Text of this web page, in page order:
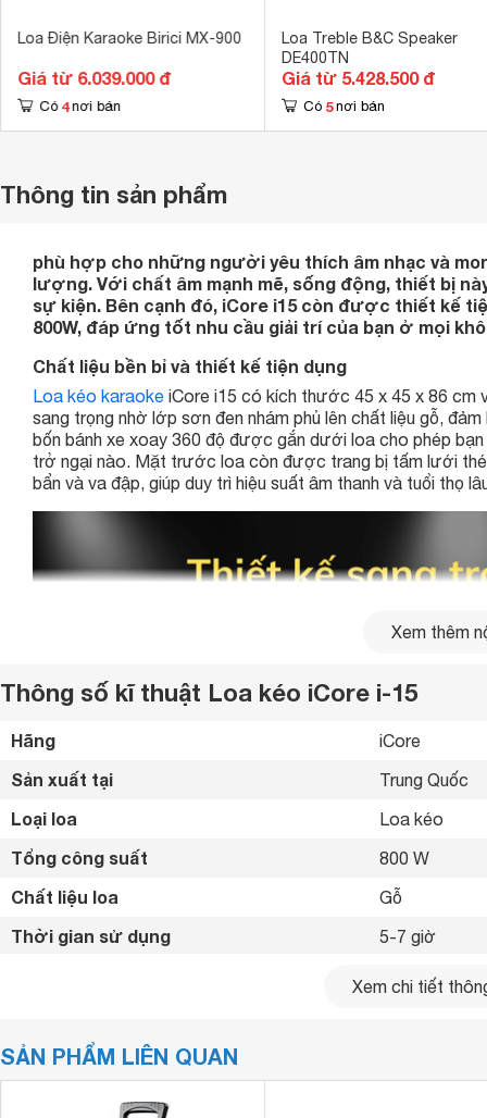
Loa Điện Karaoke Birici MX-900
Giá từ 6.039.000 đ
Có 4 nơi bán
Loa Treble B&C Speaker
DE400TN
Giá từ 5.428.500 đ
Có 5 nơi bán
Thông tin sản phẩm
phù hợp cho những người yêu thích âm nhạc và
lượng. Với chất âm mạnh mẽ, sống động, thiết bị
sự kiện. Bên cạnh đó, iCore i15 còn được thiết kế
800W, đáp ứng tốt nhu cầu giải trí của bạn ở mọi
Chất liệu bền bỉ và thiết kế tiện dụng
Loa kéo karaoke iCore i15 có kích thước 45 x 45 x 86
sang trọng nhờ lớp sơn đen nhám phủ lên chất liệu gỗ,
bốn bánh xe xoay 360 độ được gắn dưới loa cho phép
trở ngại nào. Mặt trước loa còn được trang bị tấm lưới
bẩn và va đập, giúp duy trì hiệu suất âm thanh và tuổi thọ
Xem thêm
Thông số kĩ thuật Loa kéo iCore i-15
Hãng iCore
Sản xuất tại Trung Quốc
Loại loa Loa kéo
Tổng công suất 800 W
Chất liệu loa Gỗ
Thời gian sử dụng 5-7 giờ
6 giờ
Kết nối không dây
Xem chi tiết
SẢN PHẨM LIÊN QUAN